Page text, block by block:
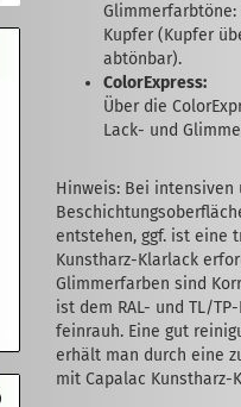
Glimmerfarbtöne:
Kupfer (Kupfer
abtönbar).
ColorExpress:
Über die
Lack- und
Hinweis: Bei intensiven
entstehen, ggf. ist eine
Kunstharz-Klarlack
Glimmerfarben sind
ist dem RAL- und TL/
fein­rauh. Eine gut
erhält man durch eine
mit Capalac Kunst­harz-